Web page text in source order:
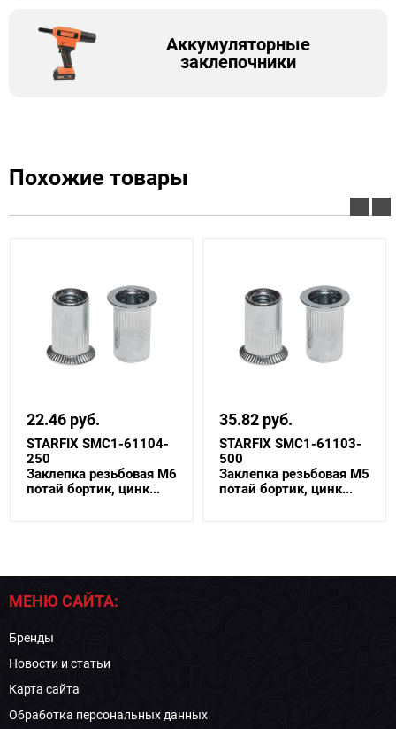
Аккумуляторные
заклепочники
Похожие товары
22.46 руб.
STARFIX SMC1-61104-
250
Заклепка резьбовая М6
потай бортик, цинк...
35.82 руб.
STARFIX SMC1-61103-
500
Заклепка резьбовая М5
потай бортик, цинк...
МЕНЮ САЙТА:
Бренды
Новости и статьи
Карта сайта
Обработка персональных данных